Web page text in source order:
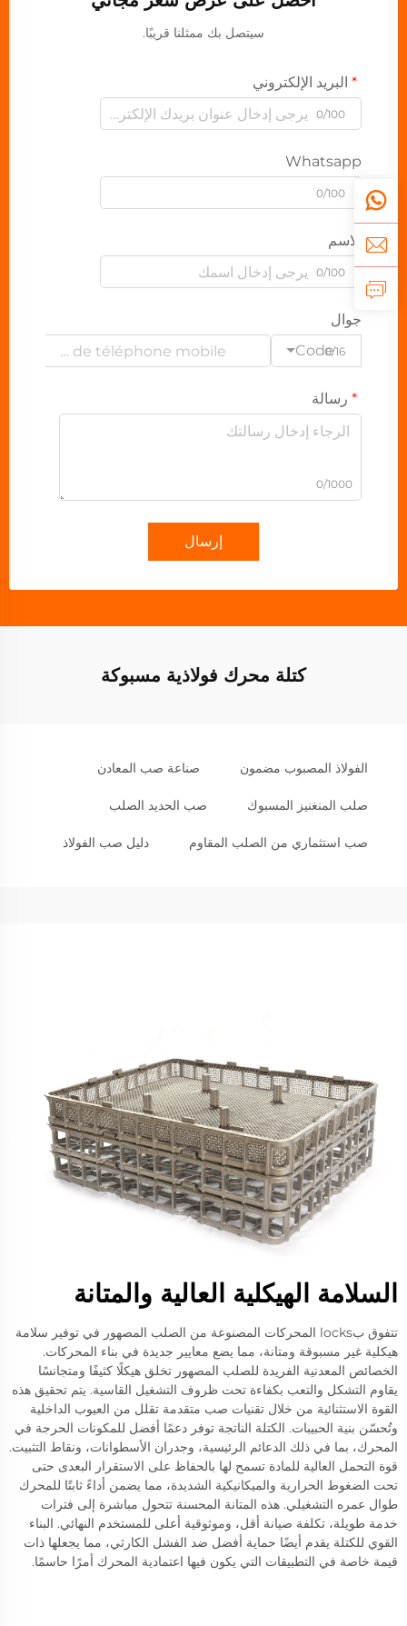
سيتصل بك ممثلنا قريبًا.
البريد الإلكتروني
0/100
Whatsapp
0/100
الاسم
0/100
جوال
Code0/16
رسالة
0/1000
إرسال
كتلة محرك فولاذية مسبوكة
الفولاذ المصبوب مضمون صناعة صب المعادن
صلب المنغنيز المسبوك صب الحديد الصلب
صب استثماري من الصلب المقاوم دليل صب الفولاذ
السلامة الهيكلية العالية والمتانة
تتفوق بlocks المحركات المصنوعة من الصلب المصهور في توفير سلامة
هيكلية غير مسبوقة ومتانة، مما يضع معايير جديدة في بناء المحركات.
الخصائص المعدنية الفريدة للصلب المصهور تخلق هيكلًا كثيفًا ومتجانسًا
يقاوم التشكل والتعب بكفاءة تحت ظروف التشغيل القاسية. يتم تحقيق هذه
القوة الاستثنائية من خلال تقنيات صب متقدمة تقلل من العيوب الداخلية
وتُحسّن بنية الحبيبات. الكتلة الناتجة توفر دعمًا أفضل للمكونات الحرجة في
المحرك، بما في ذلك الدعائم الرئيسية، وجدران الأسطوانات، ونقاط التثبيت.
قوة التحمل العالية للمادة تسمح لها بالحفاظ على الاستقرار البعدى حتى
تحت الضغوط الحرارية والميكانيكية الشديدة، مما يضمن أداءً ثابتًا للمحرك
طوال عمره التشغيلي. هذه المتانة المحسنة تتحول مباشرة إلى فترات
خدمة طويلة، تكلفة صيانة أقل، وموثوقية أعلى للمستخدم النهائي. البناء
القوي للكتلة يقدم أيضًا حماية أفضل ضد الفشل الكارثي، مما يجعلها ذات
قيمة خاصة في التطبيقات التي يكون فيها اعتمادية المحرك أمرًا حاسمًا.